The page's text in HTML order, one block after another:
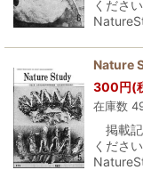
くださ
Nature
300円(
在庫数
掲載記
くださ